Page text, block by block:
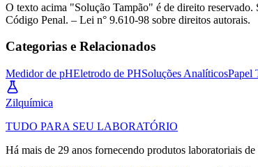
O texto acima "Solução Tampão" é de direito
Código Penal. – Lei n° 9.610-98 sobre direitos autorais.
Categorias e Relacionados
Medidor de pHEletrodo de PHSoluções AnalíticosPapel
Zilquímica
TUDO PARA SEU LABORATÓRIO
Há mais de 29 anos fornecendo produtos laboratoriais